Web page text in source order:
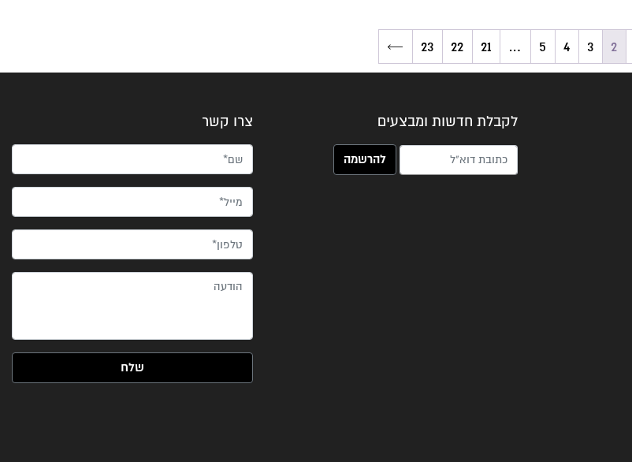
2
3
4
5
…
21
22
23
←
לקבלת חדשות ומבצעים
האימייל שלך (חובה)
צרו קשר
שם*
מייל*
טלפון*
הודעה